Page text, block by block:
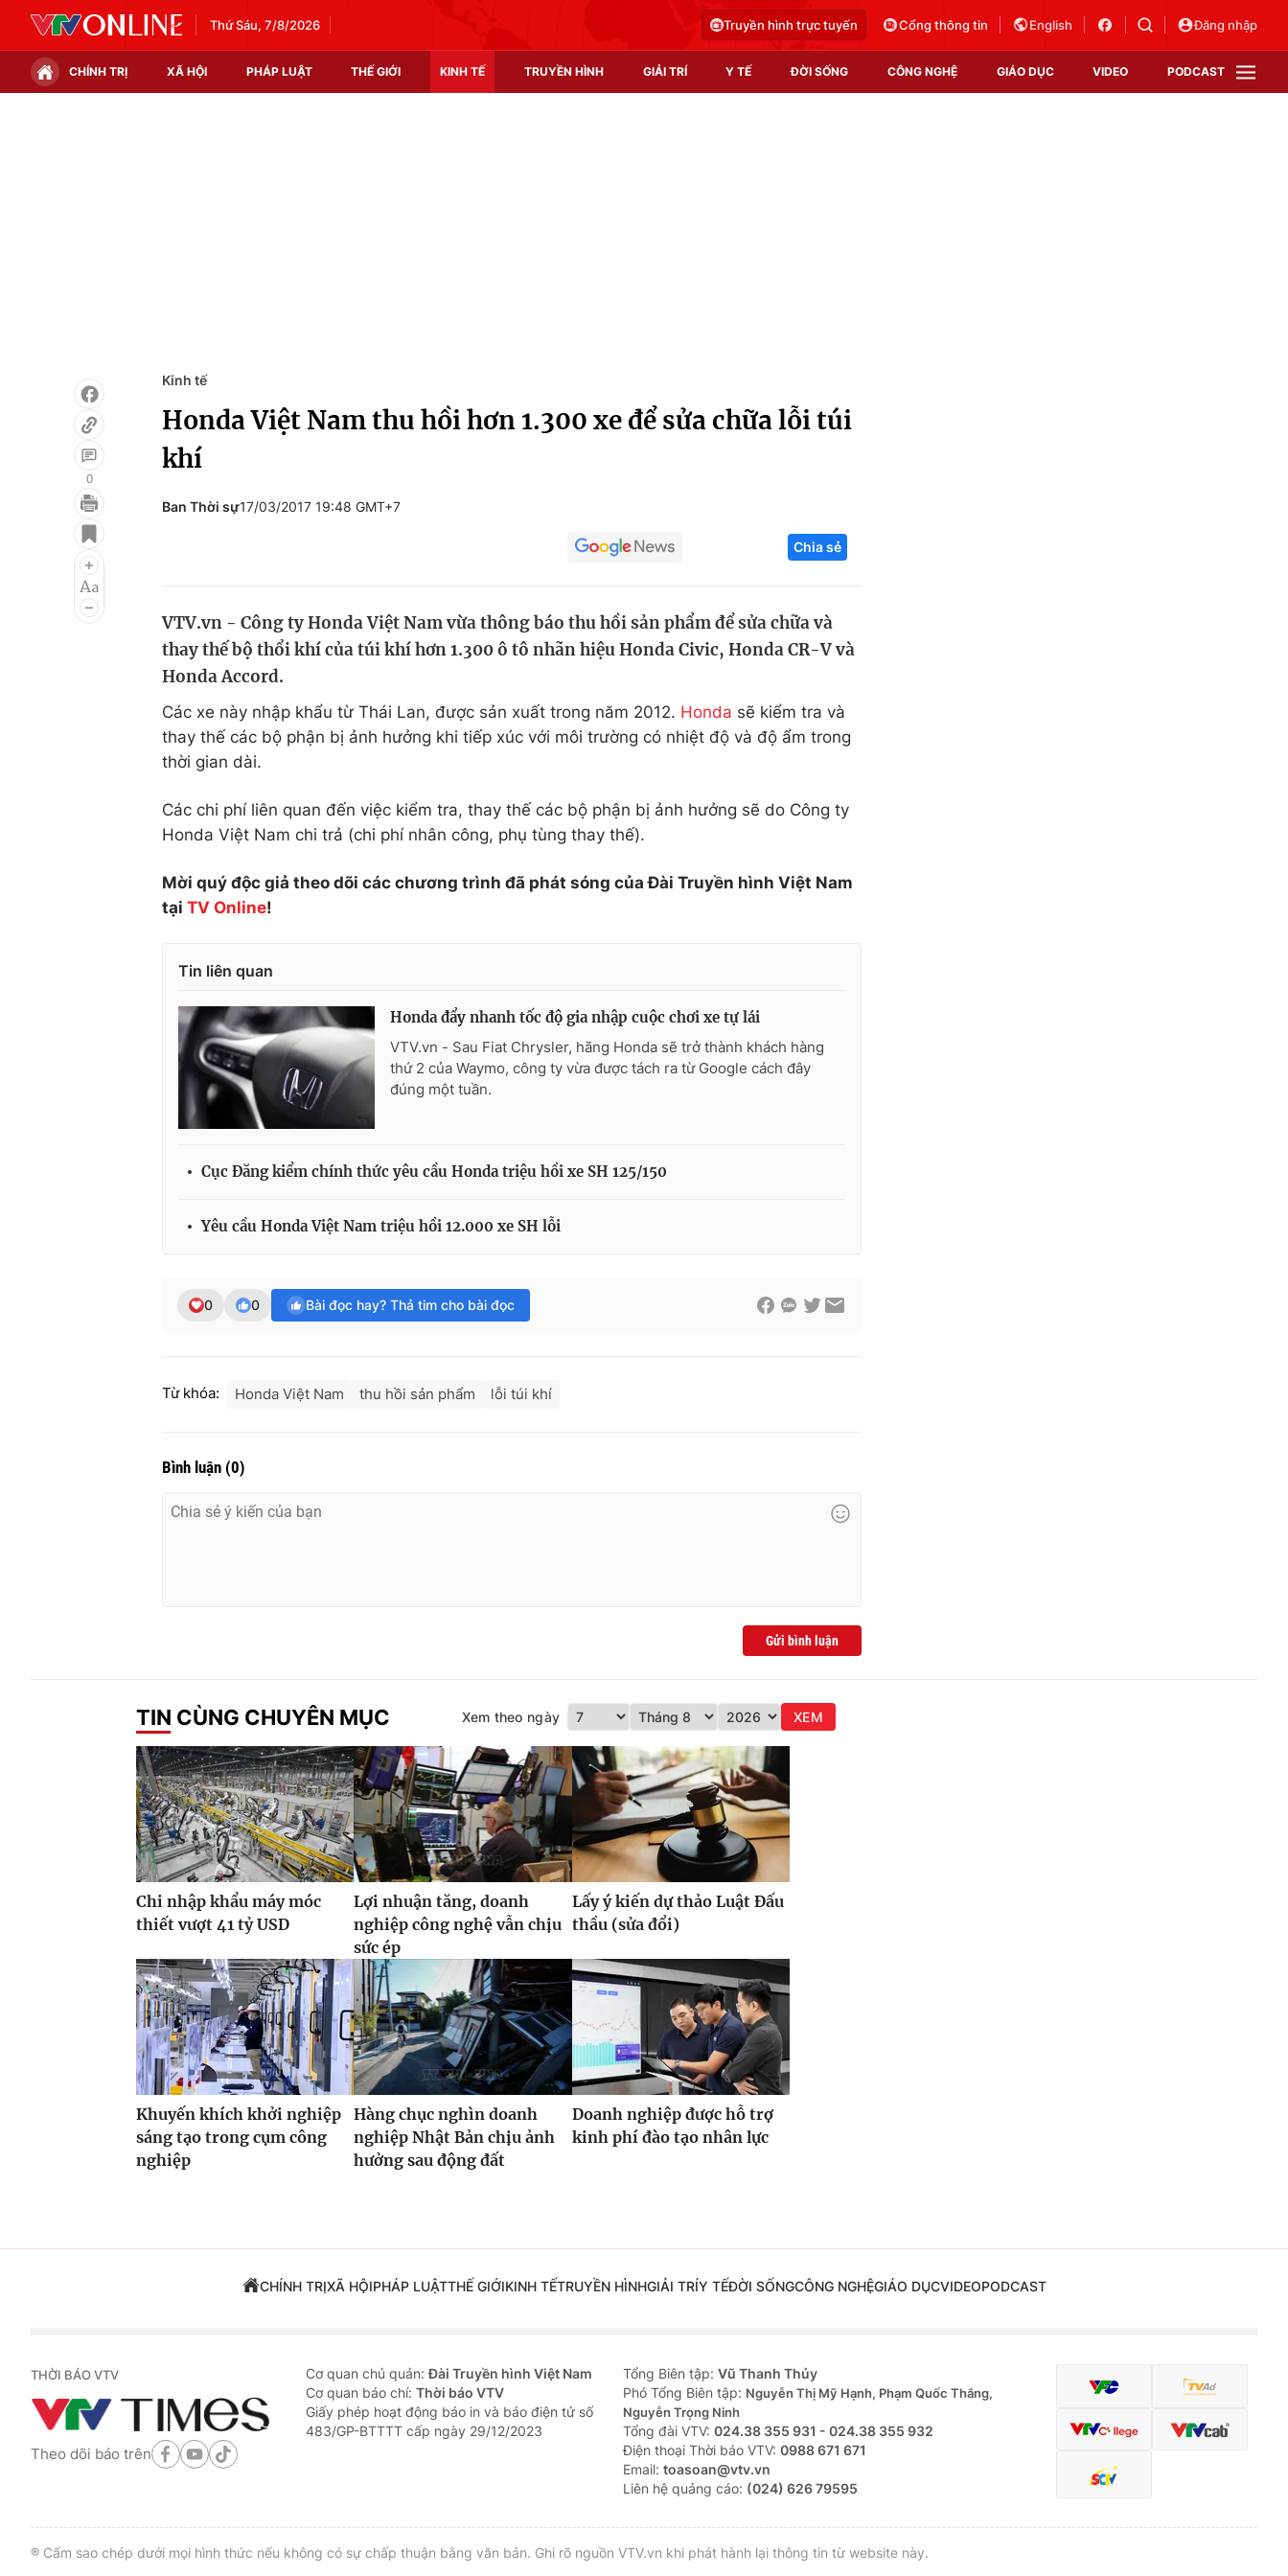
Thứ Sáu, 7/8/2026 Truyền hình trực tuyến Cổng thông tin English Đăng nhập
CHÍNH TRỊ XÃ HỘI PHÁP LUẬT THẾ GIỚI KINH TẾ TRUYỀN HÌNH GIẢI TRÍ Y TẾ ĐỜI SỐNG CÔNG NGHỆ GIÁO DỤC VIDEO PODCAST
Infographic
Điện ảnh
Âm nhạc
Chất lượng cuộc sống
Tuyển sinh
Hitech Công nghệ tương lai
Thị trường
0
Kinh tế
Honda Việt Nam thu hồi hơn 1.300 xe để sửa chữa lỗi túi
khí
Ban Thời sự17/03/2017 19:48 GMT+7
Chia sẻ
VTV.vn - Công ty Honda Việt Nam vừa thông báo thu hồi sản phẩm để sửa chữa và
thay thế bộ thổi khí của túi khí hơn 1.300 ô tô nhãn hiệu Honda Civic, Honda CR-V và
Honda Accord.
Các xe này nhập khẩu từ Thái Lan, được sản xuất trong năm 2012. Honda sẽ kiểm tra và
thay thế các bộ phận bị ảnh hưởng khi tiếp xúc với môi trường có nhiệt độ và độ ẩm trong
thời gian dài.
Các chi phí liên quan đến việc kiểm tra, thay thế các bộ phận bị ảnh hưởng sẽ do Công ty
Honda Việt Nam chi trả (chi phí nhân công, phụ tùng thay thế).
Mời quý độc giả theo dõi các chương trình đã phát sóng của Đài Truyền hình Việt Nam
tại TV Online!
Tin liên quan
Honda đẩy nhanh tốc độ gia nhập cuộc chơi xe tự lái
VTV.vn - Sau Fiat Chrysler, hãng Honda sẽ trở thành khách hàng
thứ 2 của Waymo, công ty vừa được tách ra từ Google cách đây
đúng một tuần.
Cục Đăng kiểm chính thức yêu cầu Honda triệu hồi xe SH 125/150
Yêu cầu Honda Việt Nam triệu hồi 12.000 xe SH lỗi
0 0 Bài đọc hay? Thả tim cho bài đọc
Từ khóa: Honda Việt Nam thu hồi sản phẩm lỗi túi khí
Bình luận (0)
Gửi bình luận
TIN CÙNG CHUYÊN MỤC Xem theo ngày XEM
Chi nhập khẩu máy móc
thiết vượt 41 tỷ USD
Lợi nhuận tăng, doanh
nghiệp công nghệ vẫn chịu
sức ép
Lấy ý kiến dự thảo Luật Đấu
thầu (sửa đổi)
Khuyến khích khởi nghiệp
sáng tạo trong cụm công
nghiệp
Hàng chục nghìn doanh
nghiệp Nhật Bản chịu ảnh
hưởng sau động đất
Doanh nghiệp được hỗ trợ
kinh phí đào tạo nhân lực
CHÍNH TRỊXÃ HỘIPHÁP LUẬTTHẾ GIỚIKINH TẾTRUYỀN HÌNHGIẢI TRÍY TẾĐỜI SỐNGCÔNG NGHỆGIÁO DỤCVIDEOPODCAST
THỜI BÁO VTV
Theo dõi báo trên
Cơ quan chủ quản:Đài Truyền hình Việt Nam
Cơ quan báo chí: Thời báo VTV
Giấy phép hoạt động báo in và báo điện tử số
483/GP-BTTTT cấp ngày 29/12/2023
Tổng Biên tập: Vũ Thanh Thủy
Phó Tổng Biên tập: Nguyễn Thị Mỹ Hạnh, Phạm Quốc Thắng,
Nguyễn Trọng Ninh
Tổng đài VTV: 024.38 355 931 - 024.38 355 932
Ðiện thoại Thời báo VTV: 0988 671 671
Email: toasoan@vtv.vn
Liên hệ quảng cáo: (024) 626 79595
® Cấm sao chép dưới mọi hình thức nếu không có sự chấp thuận bằng văn bản. Ghi rõ nguồn VTV.vn khi phát hành lại thông tin từ website này.